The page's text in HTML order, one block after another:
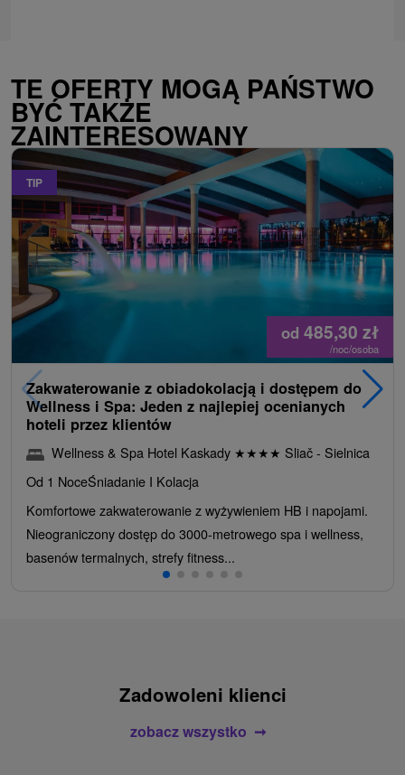
TE OFERTY MOGĄ PAŃSTWO
BYĆ TAKŻE
ZAINTERESOWANY
TIP
od 485,30 zł
/noc/osoba
Zakwaterowanie z obiadokolacją i dostępem do
Wellness i Spa: Jeden z najlepiej ocenianych
hoteli przez klientów
Wellness & Spa Hotel Kaskady ★★★★ Sliač - Sielnica
Od 1 NoceŚniadanie I Kolacja
Komfortowe zakwaterowanie z wyżywieniem HB i napojami.
Nieograniczony dostęp do 3000-metrowego spa i wellness,
basenów termalnych, strefy fitness...
Zadowoleni klienci
zobacz wszystko